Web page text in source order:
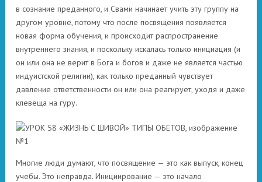
в сознание преданного, и Свами начинает учить эту группу на
другом уровне, потому что после посвящения появляется
новая форма обучения, и происходит распространение
внутреннего знания, и поскольку искалась только инициация (и
он или она не верит в Бога и богов и даже не является частью
индуистской религии), как только преданный чувствует
давление ответственности он или она реагирует, уходя и даже
клевеща на гуру.
Многие люди думают, что посвящение — это как выпуск, конец
учебы. Это неправда. Инициирование — это начало